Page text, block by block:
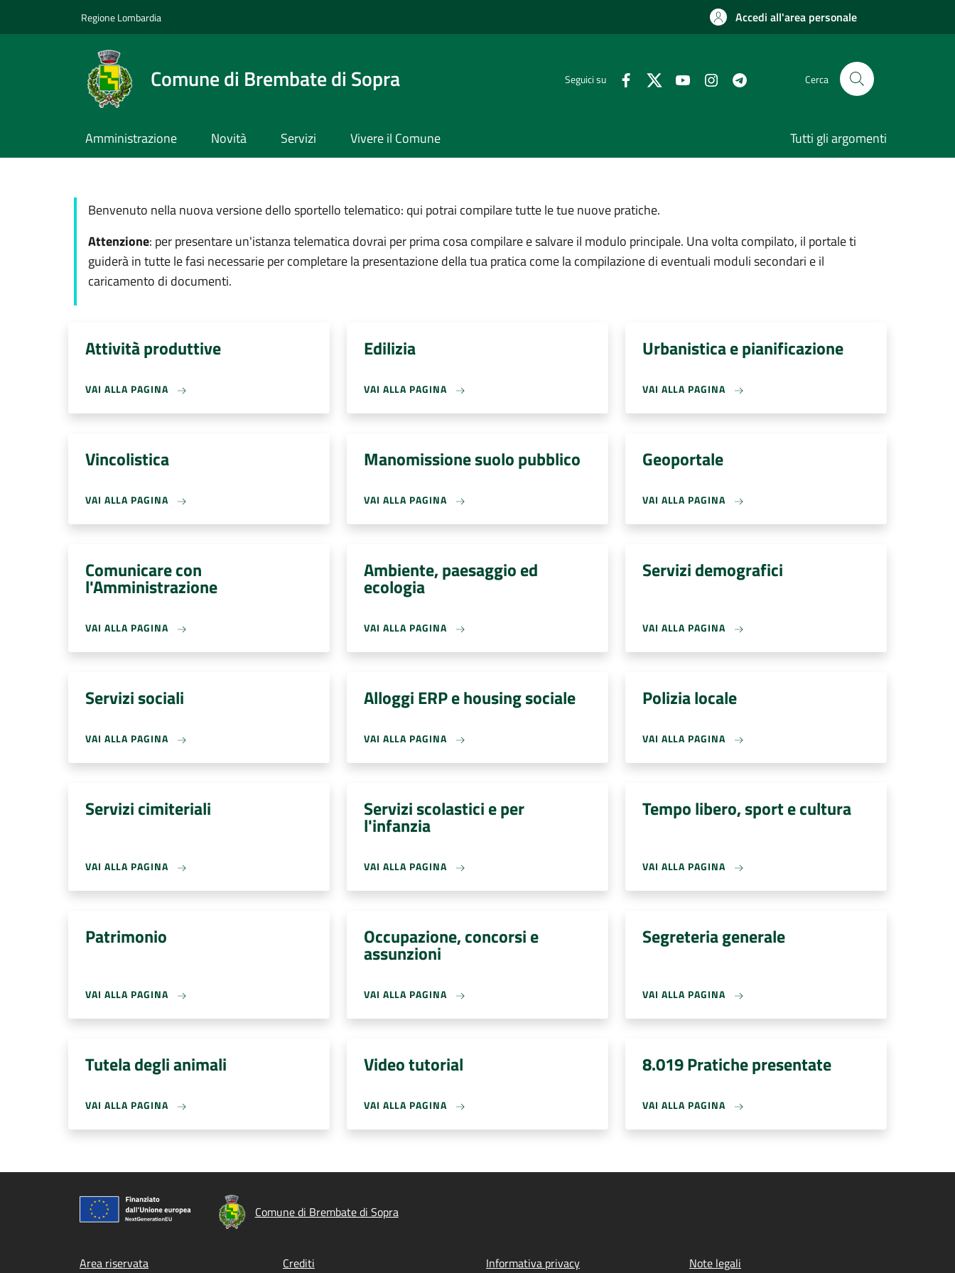
Regione Lombardia Accedi all'area personale
Comune di Brembate di Sopra Seguici su Cerca
Amministrazione Novità Servizi Vivere il Comune Tutti gli argomenti
Benvenuto nella nuova versione dello sportello telematico: qui potrai compilare tutte le tue nuove pratiche.
Attenzione: per presentare un'istanza telematica dovrai per prima cosa compilare e salvare il modulo principale. Una volta compilato, il portale ti
guiderà in tutte le fasi necessarie per completare la presentazione della tua pratica come la compilazione di eventuali moduli secondari e il
caricamento di documenti.
Attività produttive
VAI ALLA PAGINA
Edilizia
VAI ALLA PAGINA
Urbanistica e pianificazione
VAI ALLA PAGINA
Vincolistica
VAI ALLA PAGINA
Manomissione suolo pubblico
VAI ALLA PAGINA
Geoportale
VAI ALLA PAGINA
Comunicare con
l'Amministrazione
VAI ALLA PAGINA
Ambiente, paesaggio ed
ecologia
VAI ALLA PAGINA
Servizi demografici
VAI ALLA PAGINA
Servizi sociali
VAI ALLA PAGINA
Alloggi ERP e housing sociale
VAI ALLA PAGINA
Polizia locale
VAI ALLA PAGINA
Servizi cimiteriali
VAI ALLA PAGINA
Servizi scolastici e per
l'infanzia
VAI ALLA PAGINA
Tempo libero, sport e cultura
VAI ALLA PAGINA
Patrimonio
VAI ALLA PAGINA
Occupazione, concorsi e
assunzioni
VAI ALLA PAGINA
Segreteria generale
VAI ALLA PAGINA
Tutela degli animali
VAI ALLA PAGINA
Video tutorial
VAI ALLA PAGINA
8.019 Pratiche presentate
VAI ALLA PAGINA
Comune di Brembate di Sopra
Area riservata Crediti Informativa privacy Note legali